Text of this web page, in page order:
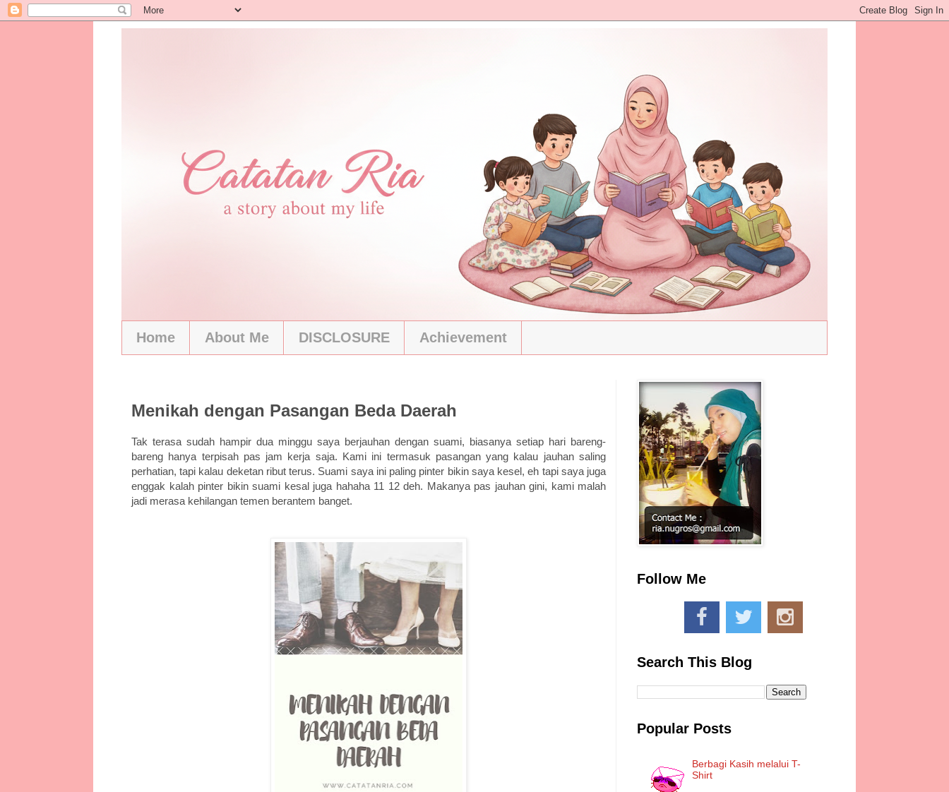
Home About Me DISCLOSURE Achievement
Menikah dengan Pasangan Beda Daerah
Tak terasa sudah hampir dua minggu saya berjauhan dengan suami, biasanya setiap hari bareng-
bareng hanya terpisah pas jam kerja saja. Kami ini termasuk pasangan yang kalau jauhan saling
perhatian, tapi kalau deketan ribut terus. Suami saya ini paling pinter bikin saya kesel, eh tapi saya juga
enggak kalah pinter bikin suami kesal juga hahaha 11 12 deh. Makanya pas jauhan gini, kami malah
jadi merasa kehilangan temen berantem banget.
Follow Me
Search This Blog
Popular Posts
Berbagi Kasih melalui T-
Shirt